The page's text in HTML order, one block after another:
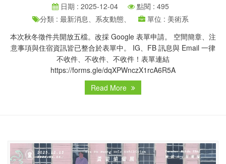
日期 : 2025-12-04
點閱 : 495
分類 : 最新消息、系友動態、
單位 : 美術系
本次秋冬徵件共開放五檔。改採 Google 表單申請。 空間簡章、注
意事項與住宿資訊皆已整合於表單中。 IG、FB 訊息與 Email 一律
不收件、不收件、不收件！表單連結
https://forms.gle/dqXPWnczX1rcA6R5A
Read More